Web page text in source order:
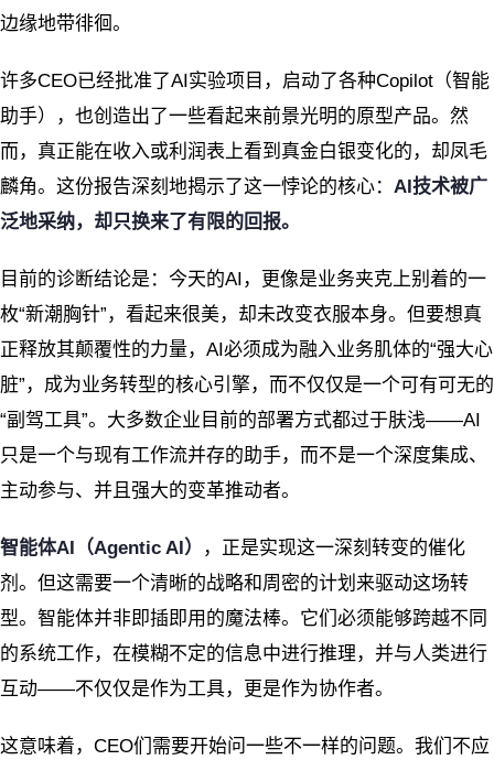
边缘地带徘徊。
许多CEO已经批准了AI实验项目，启动了各种Copilot（智能
助手），也创造出了一些看起来前景光明的原型产品。然
而，真正能在收入或利润表上看到真金白银变化的，却凤毛
麟角。这份报告深刻地揭示了这一悖论的核心： AI技术被广
泛地采纳，却只换来了有限的回报。
目前的诊断结论是：今天的AI，更像是业务夹克上别着的一
枚“新潮胸针”，看起来很美，却未改变衣服本身。但要想真
正释放其颠覆性的力量，AI必须成为融入业务肌体的“强大心
脏”，成为业务转型的核心引擎，而不仅仅是一个可有可无的
“副驾工具”。大多数企业目前的部署方式都过于肤浅——AI
只是一个与现有工作流并存的助手，而不是一个深度集成、
主动参与、并且强大的变革推动者。
智能体AI（Agentic AI）
，正是实现这一深刻转变的催化
剂。但这需要一个清晰的战略和周密的计划来驱动这场转
型。智能体并非即插即用的魔法棒。它们必须能够跨越不同
的系统工作，在模糊不定的信息中进行推理，并与人类进行
互动——不仅仅是作为工具，更是作为协作者。
这意味着，CEO们需要开始问一些不一样的问题。我们不应